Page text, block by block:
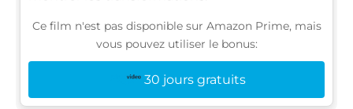
Ce film n'est pas disponible sur Amazon Prime, mais
vous pouvez utiliser le bonus:
30 jours gratuits